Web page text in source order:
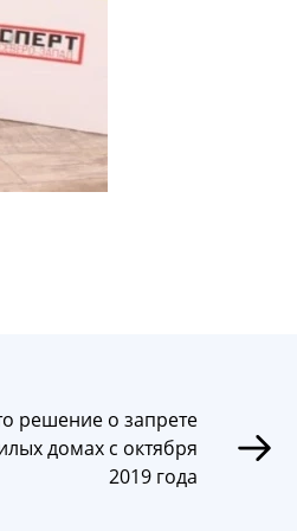
решение о запрете
домах с октября
2019 года